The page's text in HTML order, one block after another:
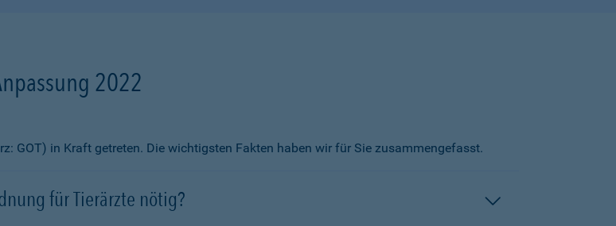
2022
GOT) in Kraft getreten. Die wichtigsten Fakten haben wir für Sie zusammengefasst.
für Tierärzte nötig?